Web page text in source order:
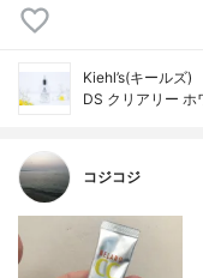
Kiehl’s(キールズ)
DS クリアリー ホ
コジコジ